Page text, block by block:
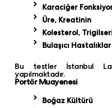
Karaciğer
Üre, Kreatinin
Kolesterol,
Bulaşıcı
Bu testler İstanbul
yapılmaktadır.
Portör Muayenesi
Boğaz Kültürü